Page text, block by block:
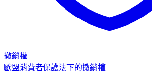
撤銷權
歐盟消費者保護法下的撤銷權